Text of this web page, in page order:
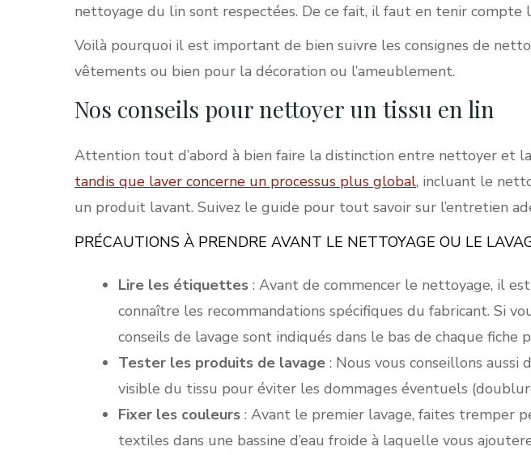
nettoyage du lin sont respectées. De ce fait, il faut en tenir
Voilà pourquoi il est important de bien suivre les consignes de
vêtements ou bien pour la décoration ou l’ameublement.
Nos conseils pour nettoyer un tissu en lin
Attention tout d’abord à bien faire la distinction entre nettoyer et
tandis que laver concerne un processus plus global, incluant le
un produit lavant. Suivez le guide pour tout savoir sur l’entretien
PRÉCAUTIONS À PRENDRE AVANT LE NETTOYAGE OU LE
Lire les étiquettes : Avant de commencer le nettoyage, il
connaître les recommandations spécifiques du fabricant. Si
conseils de lavage sont indiqués dans le bas de chaque fiche
Tester les produits de lavage : Nous vous conseillons
visible du tissu pour éviter les dommages éventuels
Fixer les couleurs : Avant le premier lavage, faites tremper
textiles dans une bassine d’eau froide à laquelle vous